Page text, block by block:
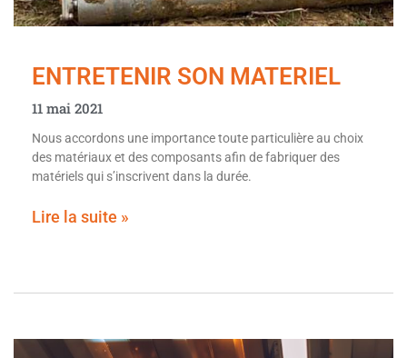
ENTRETENIR SON MATERIEL
11 mai 2021
Nous accordons une importance toute particulière au choix
des matériaux et des composants afin de fabriquer des
matériels qui s’inscrivent dans la durée.
Lire la suite »